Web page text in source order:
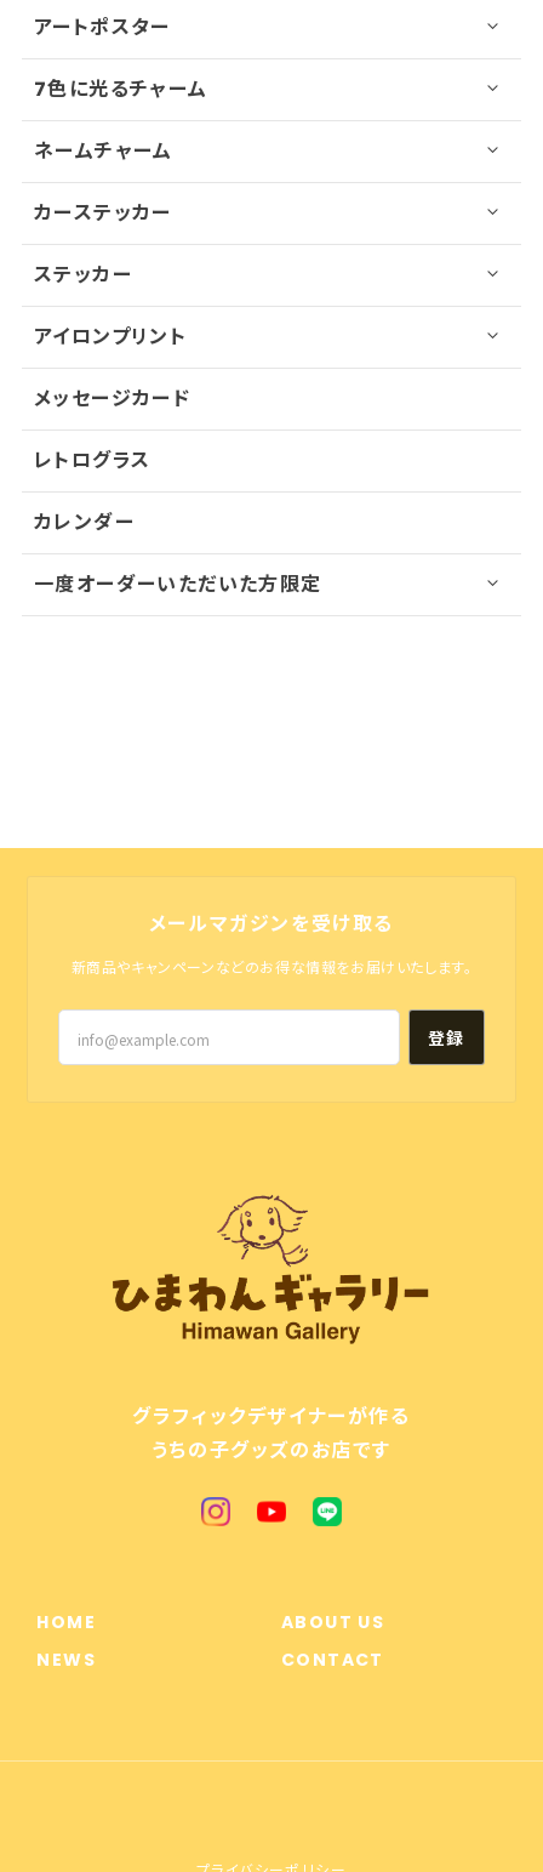
アートポスター
7色に光るチャーム
ネームチャーム
カーステッカー
ステッカー
アイロンプリント
メッセージカード
レトログラス
カレンダー
一度オーダーいただいた方限定
メールマガジンを受け取る
新商品やキャンペーンなどのお得な情報をお届けいたします。
登録
グラフィックデザイナーが作る
うちの子グッズのお店です
HOME
ABOUT US
NEWS
CONTACT